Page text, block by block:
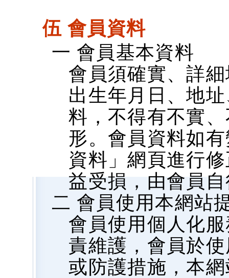
伍 會員資料
一 會員基本資料
會員須確實、詳
出生年月日、地
料，不得有不實
形。會員資料如
資料」網頁進行
益受損，由會員
二 會員使用本網站
會員使用個人化
責維護，會員於
或防護措施，本